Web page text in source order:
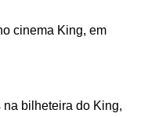
cinema King, em
bilheteira do King,